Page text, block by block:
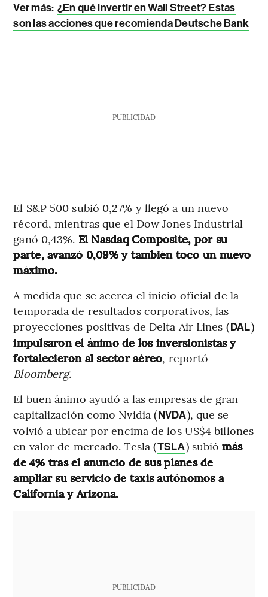
Ver más: ¿En qué invertir en Wall Street? Estas
son las acciones que recomienda Deutsche Bank
PUBLICIDAD
El S&P 500 subió 0,27% y llegó a un nuevo
récord, mientras que el Dow Jones Industrial
ganó 0,43%. El Nasdaq Composite, por su
parte, avanzó 0,09% y también tocó un nuevo
máximo.
A medida que se acerca el inicio oficial de la
temporada de resultados corporativos, las
proyecciones positivas de Delta Air Lines (DAL)
impulsaron el ánimo de los inversionistas y
fortalecieron al sector aéreo, reportó
Bloomberg.
El buen ánimo ayudó a las empresas de gran
capitalización como Nvidia (NVDA), que se
volvió a ubicar por encima de los US$4 billones
en valor de mercado. Tesla (TSLA) subiómás
de 4% tras el anuncio de sus planes de
ampliar su servicio de taxis autónomos a
California y Arizona.
PUBLICIDAD